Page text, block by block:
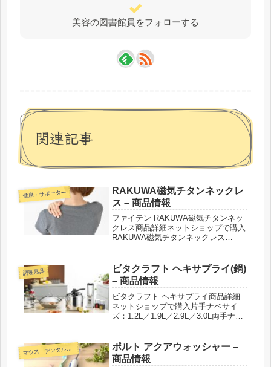
美容の図書館員をフォローする
関連記事
健康・サポーター
RAKUWA磁気チタンネックレ
ス – 商品情報
ファイテン RAKUWA磁気チタンネッ
クレス商品詳細ネットショップで購入
RAKUWA磁気チタンネックレス
BULLETRAKUWA磁気チタンネックレ
ス メタルトップ ...
調理器具
ビタクラフト ヘキサプライ(鍋)
– 商品情報
ビタクラフト ヘキサプライ商品詳細
ネットショップで購入片手ナベサイ
ズ：1.2L／1.9L／2.9L／3.0L両手ナベ
27.0cm紹介された番組こんな...
マ
ウス・デンタルケア
ポルト アクアウォッシャー –
商品情報